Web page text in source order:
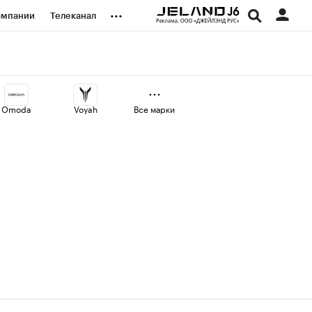
Телеканал ...
Omoda Voyah Все марки